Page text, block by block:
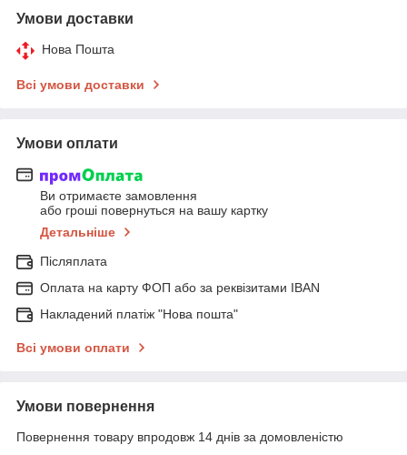
Умови доставки
Нова Пошта
Всі умови доставки
Умови оплати
Ви отримаєте замовлення
або гроші повернуться на вашу картку
Детальніше
Післяплата
Оплата на карту ФОП або за реквізитами IBAN
Накладений платіж "Нова пошта"
Всі умови оплати
Умови повернення
Повернення товару впродовж 14 днів за домовленістю